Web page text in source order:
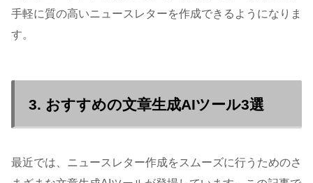
手軽に質の高いニュースレターを作成できるようになりま
す。
3. おすすめの文章生成AIツール3選
最近では、ニュースレター作成をスムーズに行うためのさ